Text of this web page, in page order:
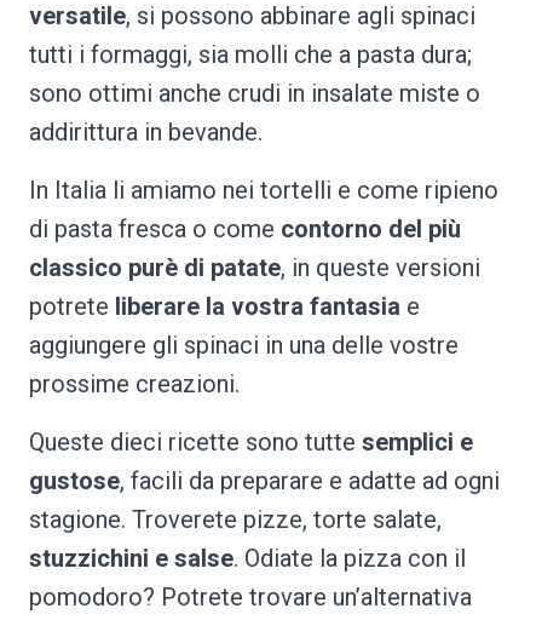
versatile, si possono abbinare agli spinaci
tutti i formaggi, sia molli che a pasta dura;
sono ottimi anche crudi in insalate miste o
addirittura in bevande.
In Italia li amiamo nei tortelli e come ripieno
di pasta fresca o come contorno del più
classico purè di patate, in queste versioni
potrete liberare la vostra fantasia e
aggiungere gli spinaci in una delle vostre
prossime creazioni.
Queste dieci ricette sono tutte semplici e
gustose, facili da preparare e adatte ad ogni
stagione. Troverete pizze, torte salate,
stuzzichini e salse. Odiate la pizza con il
pomodoro? Potrete trovare un’alternativa